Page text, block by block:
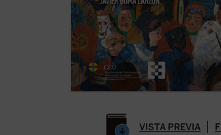
VISTA PREVIA